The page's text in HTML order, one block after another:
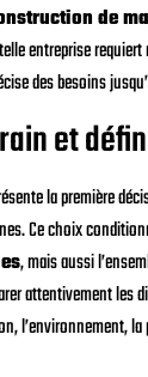
de
entreprise
des besoins
et
la première
Ce choix
, mais aussi
attentivement les
l’environnement,